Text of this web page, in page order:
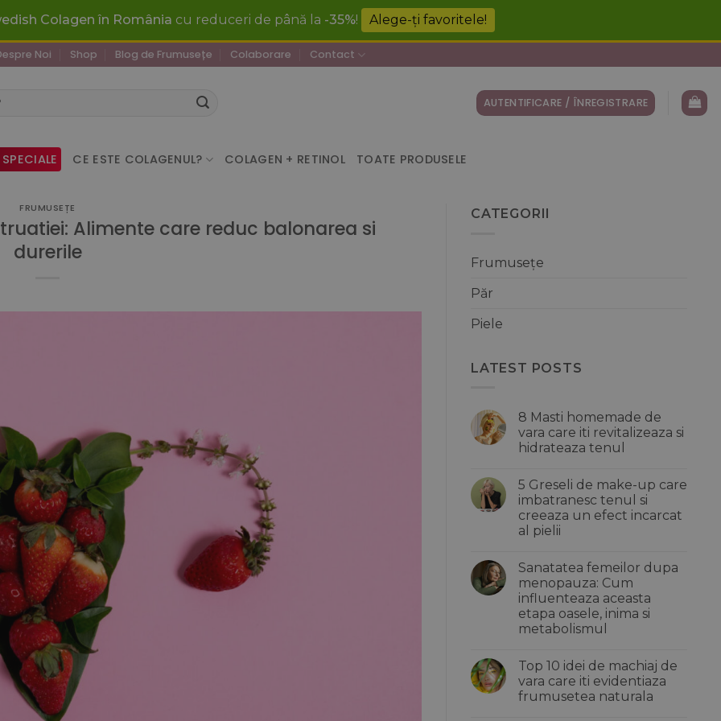
Colagen în România cu reduceri de până la -35%! Alege-ți favoritele!
Noi Shop Blog de Frumusețe Colaborare Contact
AUTENTIFICARE / ÎNREGISTRARE
CE ESTE COLAGENUL? COLAGEN + RETINOL TOATE PRODUSELE
FRUMUSEȚE
Alimente care reduc balonarea si
durerile
CATEGORII
Frumusețe
Păr
Piele
LATEST POSTS
8 Masti homemade de
vara care iti revitalizeaza si
hidrateaza tenul
la
8
Masti
homemade
de
vara
revitalizeaza
si
hidrateaza
tenul
5 Greseli de make-up care
imbatranesc tenul si
creeaza un efect incarcat
al pielii
la
5
Greseli
de
make-
up
care
si
creeaza
un
efect
incarcat
Sanatatea femeilor dupa
menopauza: Cum
influenteaza aceasta
etapa oasele, inima si
metabolismul
Sanatatea
femeilor
dupa
Top 10 idei de machiaj de
vara care iti evidentiaza
frumusetea naturala